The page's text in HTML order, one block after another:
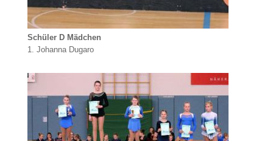
Schüler D Mädchen
1. Johanna Dugaro